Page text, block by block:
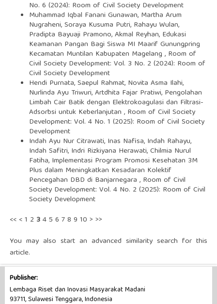
No. 6 (2024): Room of Civil Society Development
Muhammad Iqbal Fanani Gunawan, Martha Arum
Nugraheni, Soraya Kusuma Putri, Rahayu Wulan,
Pradipta Bayuaji Pramono, Akmal Reyhan, Edukasi
Keamanan Pangan Bagi Siswa MI Maarif Gunungpring
Kecamatan Muntilan Kabupaten Magelang , Room of
Civil Society Development: Vol. 3 No. 2 (2024): Room of
Civil Society Development
Hendi Purnata, Saepul Rahmat, Novita Asma Ilahi,
Nurlinda Ayu Triwuri, Artdhita Fajar Pratiwi, Pengolahan
Limbah Cair Batik dengan Elektrokoagulasi dan Filtrasi-
Adsorbsi untuk Keberlanjutan , Room of Civil Society
Development: Vol. 4 No. 1 (2025): Room of Civil Society
Development
Indah Ayu Nur Citrawati, Inas Nafisa, Indah Rahayu,
Indah Safitri, Indri Rizkiyana Herawati, Chilmia Nurul
Fatiha, Implementasi Program Promosi Kesehatan 3M
Plus dalam Meningkatkan Kesadaran Kolektif
Pencegahan DBD di Banjarnegara , Room of Civil
Society Development: Vol. 4 No. 2 (2025): Room of Civil
Society Development
<< <1 2 345 6 78 9 10 > >>
You may also start an advanced similarity search for this
article.
Publisher:
Lembaga Riset dan Inovasi Masyarakat Madani
93711, Sulawesi Tenggara, Indonesia